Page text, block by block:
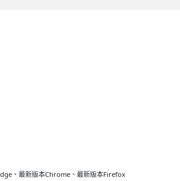
、最新版本Chrome、最新版本Firefox